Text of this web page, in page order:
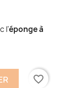
l'éponge à
favorite_border